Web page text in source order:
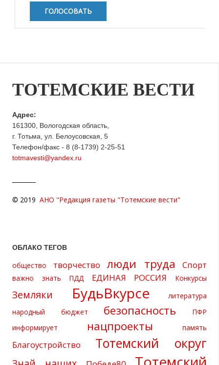
ТОТЕМСКИЕ ВЕСТИ
Адрес:
161300, Вологодская область,
г. Тотьма, ул. Белоусовская, 5
Телефон/факс - 8 (8-1739) 2-25-51
totmavesti@yandex.ru
© 2019 АНО "Редакция газеты "Тотемские вести"
ОБЛАКО ТЕГОВ
общество творчество люди труда Спорт
важно знать ПДД ЕДИНАЯ РОССИЯ Конкурсы
Земляки БудьВкурсе
литература
народный бюджет
безопасность
ПФР
информирует
нацпроекты память
Благоустройство Тотемский округ